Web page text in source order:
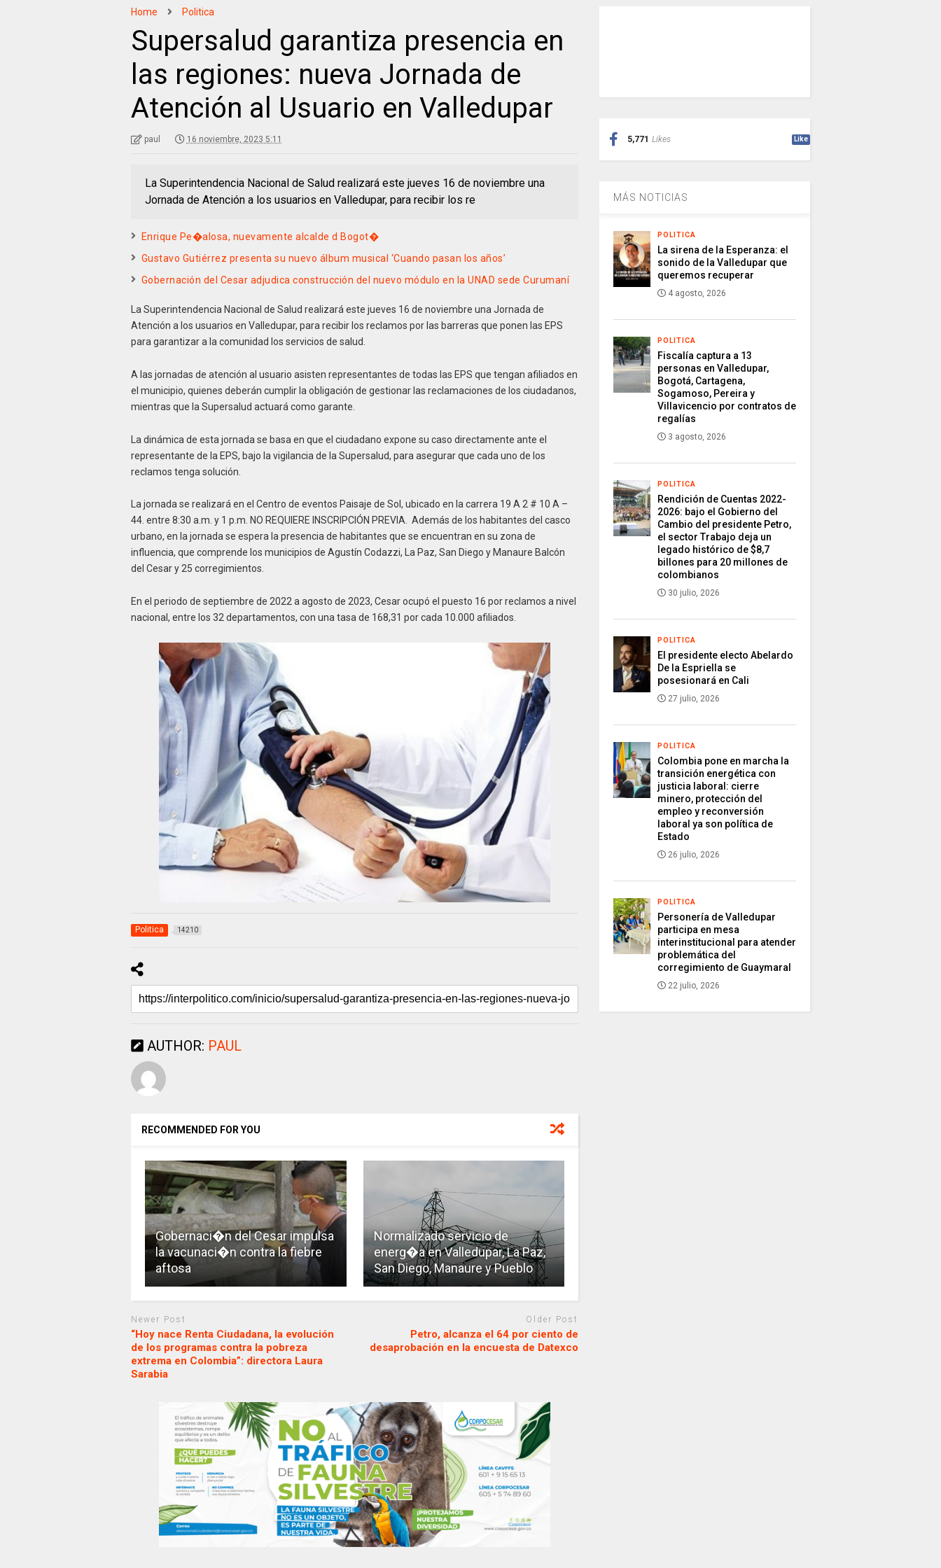
Home Politica
Supersalud garantiza presencia en
las regiones: nueva Jornada de
Atención al Usuario en Valledupar
paul 16 noviembre, 2023 5:11
La Superintendencia Nacional de Salud realizará este jueves 16 de noviembre una
Jornada de Atención a los usuarios en Valledupar, para recibir los re
Enrique Pe�alosa, nuevamente alcalde d Bogot�
Gustavo Gutiérrez presenta su nuevo álbum musical ‘Cuando pasan los años’
Gobernación del Cesar adjudica construcción del nuevo módulo en la UNAD sede Curumaní
La Superintendencia Nacional de Salud realizará este jueves 16 de noviembre una Jornada de
Atención a los usuarios en Valledupar, para recibir los reclamos por las barreras que ponen las EPS
para garantizar a la comunidad los servicios de salud.
A las jornadas de atención al usuario asisten representantes de todas las EPS que tengan afiliados en
el municipio, quienes deberán cumplir la obligación de gestionar las reclamaciones de los ciudadanos,
mientras que la Supersalud actuará como garante.
La dinámica de esta jornada se basa en que el ciudadano expone su caso directamente ante el
representante de la EPS, bajo la vigilancia de la Supersalud, para asegurar que cada uno de los
reclamos tenga solución.
La jornada se realizará en el Centro de eventos Paisaje de Sol, ubicado en la carrera 19 A 2 # 10 A –
44. entre 8:30 a.m. y 1 p.m. NO REQUIERE INSCRIPCIÓN PREVIA. Además de los habitantes del casco
urbano, en la jornada se espera la presencia de habitantes que se encuentran en su zona de
influencia, que comprende los municipios de Agustín Codazzi, La Paz, San Diego y Manaure Balcón
del Cesar y 25 corregimientos.
En el periodo de septiembre de 2022 a agosto de 2023, Cesar ocupó el puesto 16 por reclamos a nivel
nacional, entre los 32 departamentos, con una tasa de 168,31 por cada 10.000 afiliados.
Politica 14210
AUTHOR: PAUL
RECOMMENDED FOR YOU
Gobernaci�n del Cesar impulsa
la vacunaci�n contra la fiebre
aftosa
Normalizado servicio de
energ�a en Valledupar, La Paz,
San Diego, Manaure y Pueblo
Newer Post
“Hoy nace Renta Ciudadana, la evolución
de los programas contra la pobreza
extrema en Colombia”: directora Laura
Sarabia
Older Post
Petro, alcanza el 64 por ciento de
desaprobación en la encuesta de Datexco
5,771 Likes Like
MÁS NOTICIAS
POLITICA
La sirena de la Esperanza: el
sonido de la Valledupar que
queremos recuperar
4 agosto, 2026
POLITICA
Fiscalía captura a 13
personas en Valledupar,
Bogotá, Cartagena,
Sogamoso, Pereira y
Villavicencio por contratos de
regalías
3 agosto, 2026
POLITICA
Rendición de Cuentas 2022-
2026: bajo el Gobierno del
Cambio del presidente Petro,
el sector Trabajo deja un
legado histórico de $8,7
billones para 20 millones de
colombianos
30 julio, 2026
POLITICA
El presidente electo Abelardo
De la Espriella se
posesionará en Cali
27 julio, 2026
POLITICA
Colombia pone en marcha la
transición energética con
justicia laboral: cierre
minero, protección del
empleo y reconversión
laboral ya son política de
Estado
26 julio, 2026
POLITICA
Personería de Valledupar
participa en mesa
interinstitucional para atender
problemática del
corregimiento de Guaymaral
22 julio, 2026